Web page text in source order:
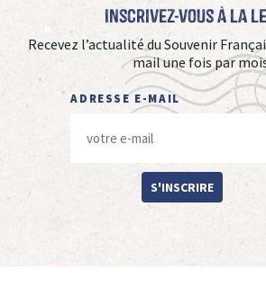
Inscrivez-vous à La
Recevez l’actualité du Souvenir
mail une fois par
ADRESSE E-MAIL
S'INSCRIRE